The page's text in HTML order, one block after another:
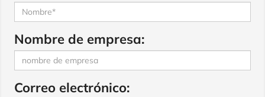
Nombre de empresa:
Correo electrónico: